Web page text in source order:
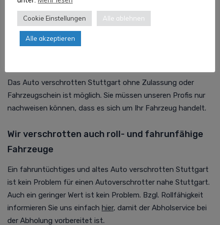
Rückruf.
Auto verschrotten Stuttgart ohne
Das Auto verschrotten Stuttgart ohne Zulassung oder
Fahrzeugschein ist möglich. Sie müssen unseren Profis nur
nachweisen können, dass es sich um Ihr Fahrzeug handelt.
Wir verschrotten auch roll- und fahrunfähige
Fahrzeuge
Ein fahruntüchtiges und altes Auto verschrotten Stuttgart
ist kein Problem für einen Autoverschrotter nahe Stuttgart.
Auch ein geringer Wert ist kein Problem. Bzgl. Rollfähigkeit
informieren Sie uns einfach hier, damit der Abholservice bei
der Abholung vorbereitet ist.
Cookie Einstellungen Alle ablehnen
Alle akzeptieren